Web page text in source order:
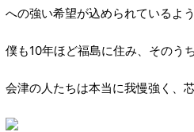
への強い希望が込められているよ
僕も10年ほど福島に住み、そのう
会津の人たちは本当に我慢強く、